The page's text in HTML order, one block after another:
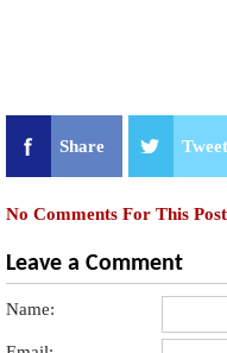
Share Tweet
No Comments For This
Leave a Comment
Name: